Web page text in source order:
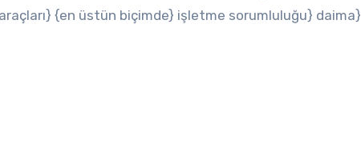
{en üstün biçimde} işletme sorumluluğu} daima}